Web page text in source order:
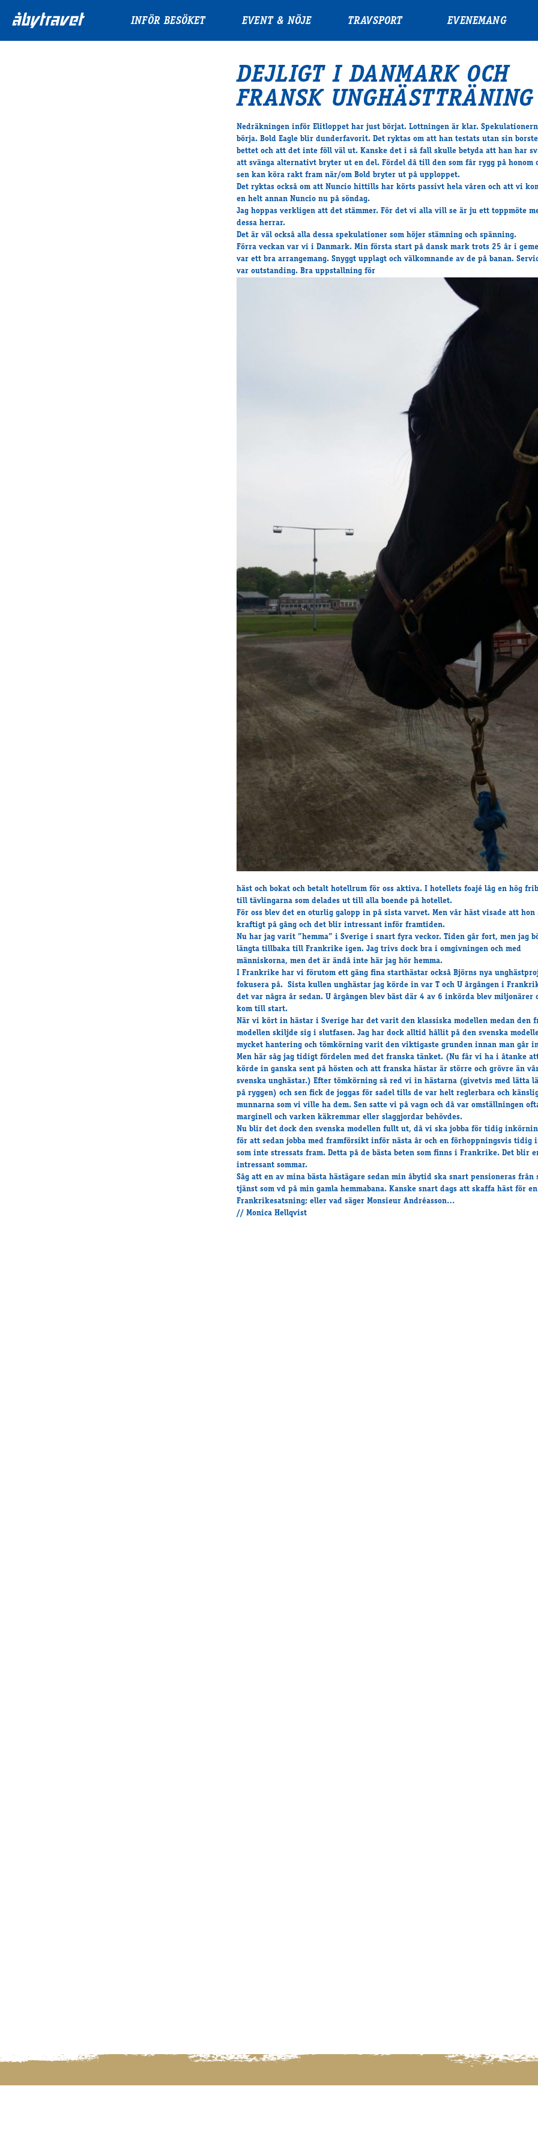
INFÖR BESÖKET EVENT & NÖJE TRAVSPORT EVENEMANG
DEJLIGT I DANMARK OCH
FRANSK UNGHÄSTTRÄNING
Nedräkningen inför Elitloppet har just börjat. Lottningen är klar.
börja. Bold Eagle blir dunderfavorit. Det ryktas om att han testats utan sin
bettet och att det inte föll väl ut. Kanske det i sâ fall skulle betyda att han har
att svänga alternativt bryter ut en del. Fördel dâ till den som fâr rygg pâ honom
sen kan köra rakt fram när/om Bold bryter ut pâ upploppet.
Det ryktas ocksâ om att Nuncio hittills har körts passivt hela vâren och att vi
en helt annan Nuncio nu pâ söndag.
Jag hoppas verkligen att det stämmer. För det vi alla vill se är ju ett toppmöte
dessa herrar.
Det är väl ocksâ alla dessa spekulationer som höjer stämning och spänning.
Förra veckan var vi i Danmark. Min första start pâ dansk mark trots 25 âr i
var ett bra arrangemang. Snyggt upplagt och välkomnande av de pâ banan.
var outstanding. Bra uppstallning för
häst och bokat och betalt hotellrum för oss aktiva. I hotellets foajé lâg en hög
till tävlingarna som delades ut till alla boende pâ hotellet.
För oss blev det en oturlig galopp in pâ sista varvet. Men vâr häst visade att hon
kraftigt pâ gâng och det blir intressant inför framtiden.
Nu har jag varit ”hemma” i Sverige i snart fyra veckor. Tiden gâr fort, men jag
längta tillbaka till Frankrike igen. Jag trivs dock bra i omgivningen och med
människorna, men det är ändâ inte här jag hör hemma.
I Frankrike har vi förutom ett gäng fina starthästar ocksâ Björns nya
fokusera pâ. Sista kullen unghästar jag körde in var T och U ârgângen i
det var nâgra âr sedan. U ârgângen blev bäst där 4 av 6 inkörda blev miljonärer
kom till start.
När vi kört in hästar i Sverige har det varit den klassiska modellen medan den
modellen skiljde sig i slutfasen. Jag har dock alltid hâllit pâ den svenska
mycket hantering och tömkörning varit den viktigaste grunden innan man gâr
Men här sâg jag tidigt fördelen med det franska tänket. (Nu fâr vi ha i âtanke
körde in ganska sent pâ hösten och att franska hästar är större och grövre än
svenska unghästar.) Efter tömkörning sâ red vi in hästarna (givetvis med lätta
pâ ryggen) och sen fick de joggas för sadel tills de var helt reglerbara och
munnarna som vi ville ha dem. Sen satte vi pâ vagn och dâ var omställningen
marginell och varken käkremmar eller slaggjordar behövdes.
Nu blir det dock den svenska modellen fullt ut, dâ vi ska jobba för tidig
för att sedan jobba med framförsikt inför nästa âr och en förhoppningsvis tidig
som inte stressats fram. Detta pâ de bästa beten som finns i Frankrike. Det blir
intressant sommar.
Sâg att en av mina bästa hästägare sedan min âbytid ska snart pensioneras frân
tjänst som vd pâ min gamla hemmabana. Kanske snart dags att skaffa häst för en
Frankrikesatsning; eller vad säger Monsieur Andréasson…
// Monica Hellqvist